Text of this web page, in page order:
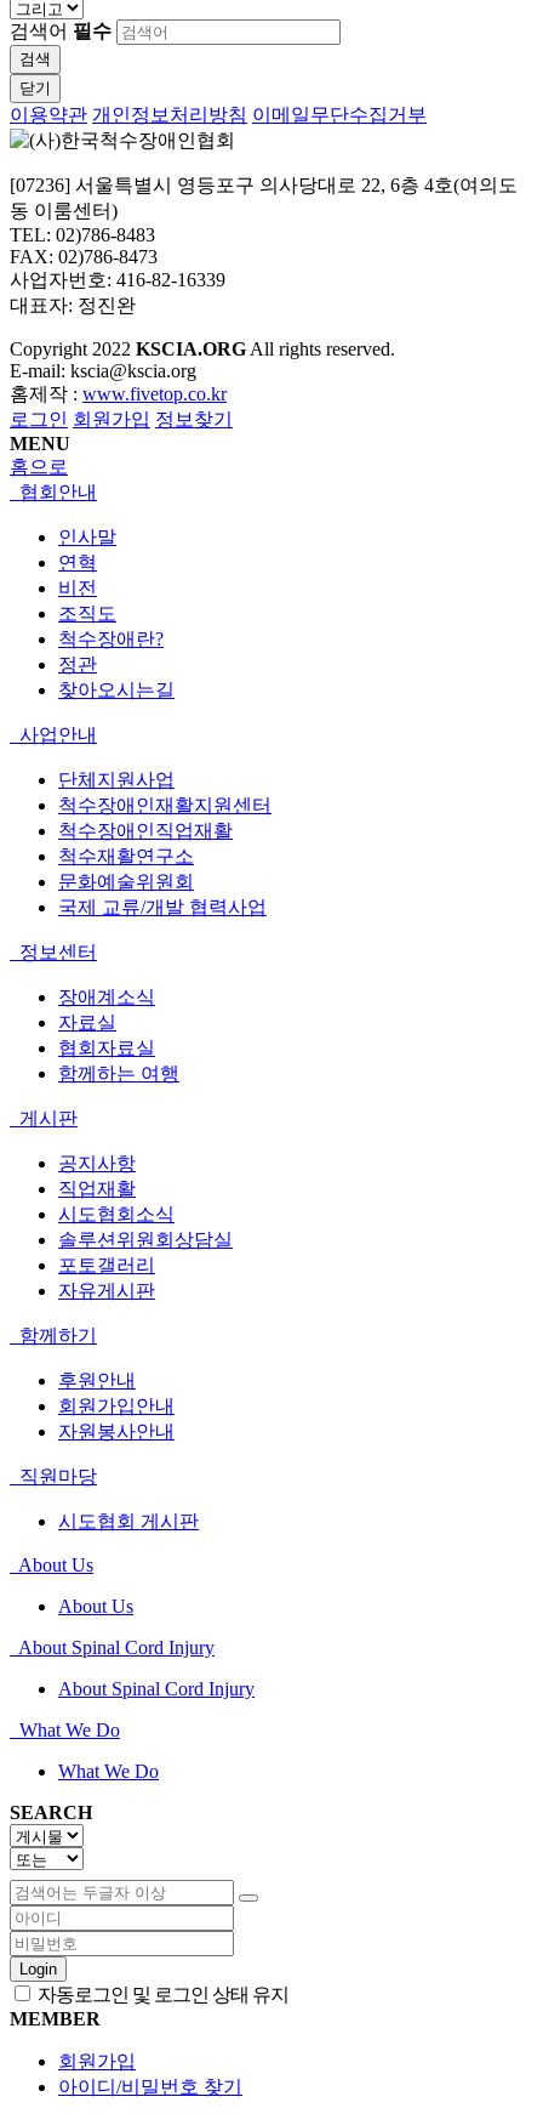
검색어 필수
검색
닫기
이용약관 개인정보처리방침 이메일무단수집거부
[07236] 서울특별시 영등포구 의사당대로 22, 6층 4호(여의도
동 이룸센터)
TEL: 02)786-8483
FAX: 02)786-8473
사업자번호: 416-82-16339
대표자: 정진완
Copyright 2022 KSCIA.ORG All rights reserved.
E-mail: kscia@kscia.org
홈제작 : www.fivetop.co.kr
로그인 회원가입 정보찾기
MENU
홈으로
협회안내
인사말
연혁
비전
조직도
척수장애란?
정관
찾아오시는길
사업안내
단체지원사업
척수장애인재활지원센터
척수장애인직업재활
척수재활연구소
문화예술위원회
국제 교류/개발 협력사업
정보센터
장애계소식
자료실
협회자료실
함께하는 여행
게시판
공지사항
직업재활
시도협회소식
솔루션위원회상담실
포토갤러리
자유게시판
함께하기
후원안내
회원가입안내
자원봉사안내
직원마당
시도협회 게시판
About Us
About Us
About Spinal Cord Injury
About Spinal Cord Injury
What We Do
What We Do
SEARCH
Login
자동로그인 및 로그인 상태 유지
MEMBER
회원가입
아이디/비밀번호 찾기